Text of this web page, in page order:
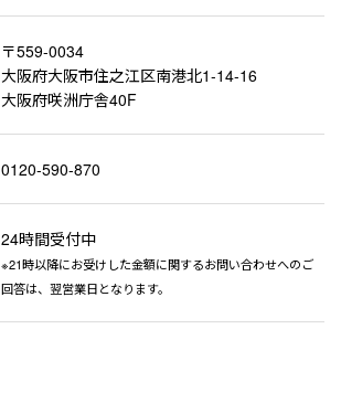
〒559-0034
大阪府大阪市住之江区南港北1-14-16
大阪府咲洲庁舎40F
0120-590-870
24時間受付中
※21時以降にお受けした金額に関するお問い合わせへのご
回答は、翌営業日となります。